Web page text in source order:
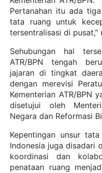
Pertanahan itu ada
tata ruang untuk
tersentralisasi di pusat,”
Sehubungan hal
ATR/BPN tengah
jajaran di tingkat
dengan merevisi
Kementerian ATR/BPN
disetujui oleh
Negara dan Reformasi
Kepentingan unsur
Indonesia juga disadari
koordinasi dan
penataan ruang